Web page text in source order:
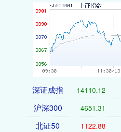
深证成指 14110.12
沪深300 4651.31
北证50 1122.88